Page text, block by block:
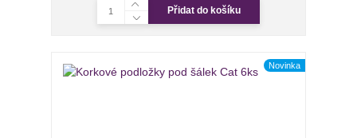
Přidat do košíku
Novinka